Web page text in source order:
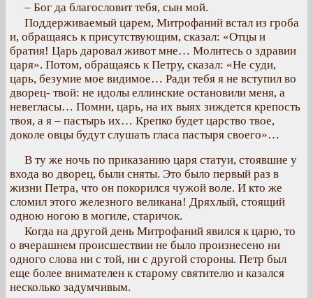
– Бог да благословит тебя, сын мой.
Поддерживаемый царем, Митрофаний встал из гроба
и, обращаясь к присутствующим, сказал: «Отцы и
братия! Царь даровал живот мне… Молитесь о здравии
царя». Потом, обращаясь к Петру, сказал: «Не суди,
царь, безумие мое видимое… Ради тебя я не вступил во
дворец- твой: не идолы еллинские остановили меня, а
невегласы… Помни, царь, на их выях зиждется крепость
твоя, а я – пастырь их… Крепко будет царство твое,
доколе овцы будут слушать гласа пастыря своего»…
В ту же ночь по приказанию царя статуи, стоявшие у
входа во дворец, были сняты. Это было первый раз в
жизни Петра, что он покорился чужой воле. И кто же
сломил этого железного великана! Дряхлый, стоящий
одною ногою в могиле, старичок.
Когда на другой день Митрофаний явился к царю, то
о вчерашнем происшествии не было произнесено ни
одного слова ни с той, ни с другой стороны. Петр был
еще более внимателен к старому святителю и казался
несколько задумчивым.